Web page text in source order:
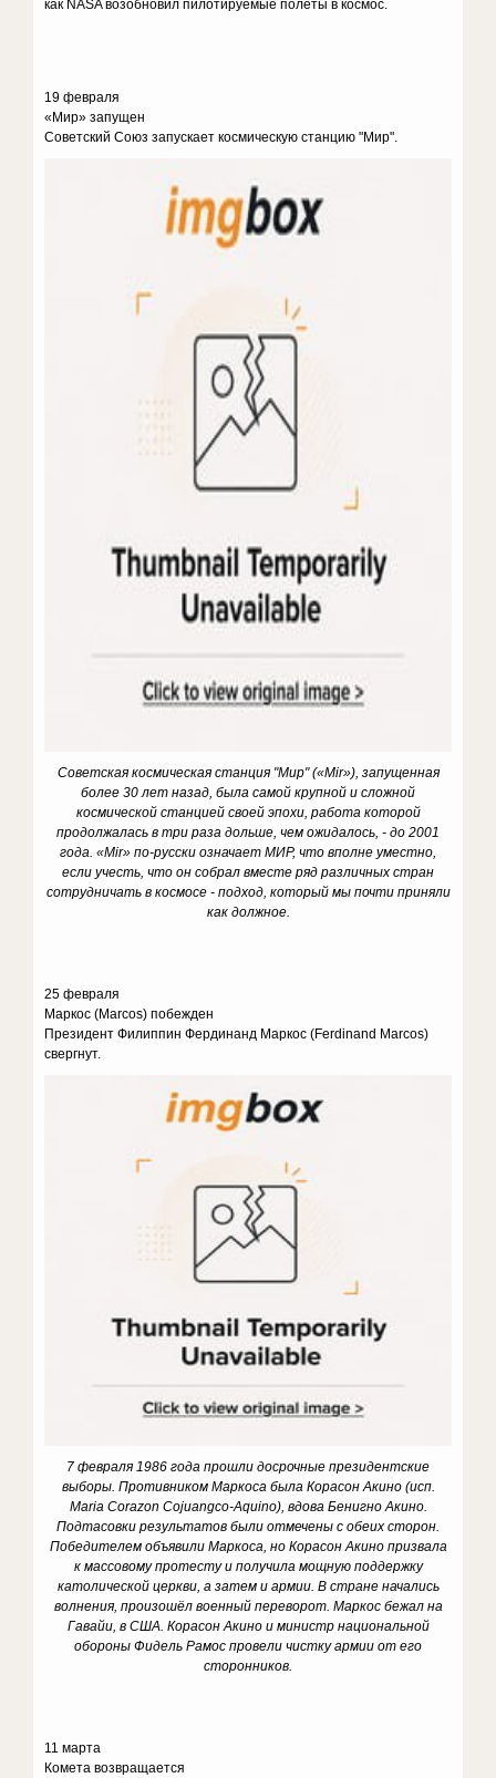
как NASA возобновил пилотируемые полеты в космос.
19 февраля
«Мир» запущен
Советский Союз запускает космическую станцию "Мир".
Советская космическая станция "Мир" («Mir»), запущенная
более 30 лет назад, была самой крупной и сложной
космической станцией своей эпохи, работа которой
продолжалась в три раза дольше, чем ожидалось, - до 2001
года. «Mir» по-русски означает МИР, что вполне уместно,
если учесть, что он собрал вместе ряд различных стран
сотрудничать в космосе - подход, который мы почти приняли
как должное.
25 февраля
Маркос (Marcos) побежден
Президент Филиппин Фердинанд Маркос (Ferdinand Marcos)
свергнут.
7 февраля 1986 года прошли досрочные президентские
выборы. Противником Маркоса была Корасон Акино (исп.
Maria Corazon Cojuangco-Aquino), вдова Бенигно Акино.
Подтасовки результатов были отмечены с обеих сторон.
Победителем объявили Маркоса, но Корасон Акино призвала
к массовому протесту и получила мощную поддержку
католической церкви, а затем и армии. В стране начались
волнения, произошёл военный переворот. Маркос бежал на
Гавайи, в США. Корасон Акино и министр национальной
обороны Фидель Рамос провели чистку армии от его
сторонников.
11 марта
Комета возвращается